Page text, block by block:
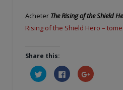
Acheter The Rising of the Shield
Rising of the Shield Hero – tome
Share this:
Cliquez
pour
partager
Cliquez
pour
partager
Cliquez
pour